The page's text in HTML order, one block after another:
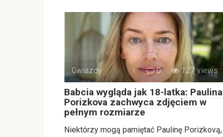
Gwiazdy 0 127 views
Babcia wygląda jak 18-latka: Paulina
Porizkova zachwyca zdjęciem w
pełnym rozmiarze
Niektórzy mogą pamiętać Paulinę Porizkovą,